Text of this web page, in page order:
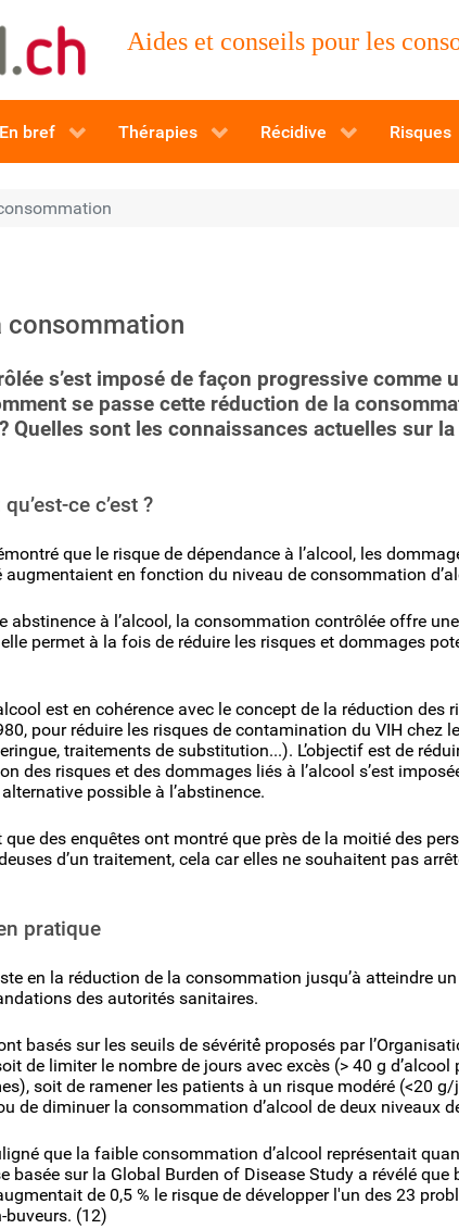
Aides et conseils pour les
En bref Thérapies Récidive Risques
consommation
s’est imposé de façon progressive comme
se passe cette réduction de la
Quelles sont les connaissances actuelles sur la
ce c’est ?
que le risque de dépendance à l’alcool, les
en fonction du niveau de consommation
abstinence à l’alcool, la consommation contrôlée offre une
permet à la fois de réduire les risques et dommages
est en cohérence avec le concept de la réduction des
pour réduire les risques de contamination du VIH chez
traitements de substitution...). L’objectif est de
des risques et des dommages liés à l’alcool s’est
possible à l’abstinence.
des enquêtes ont montré que près de la moitié des
d’un traitement, cela car elles ne souhaitent pas
pratique
en la réduction de la consommation jusqu’à atteindre
des autorités sanitaires.
basés sur les seuils de sévérité́ proposés par
de limiter le nombre de jours avec excès (> 40 g d’alcool
soit de ramener les patients à un risque modéré (<20 g/
de diminuer la consommation d’alcool de deux niveaux
que la faible consommation d’alcool représentait
sur la Global Burden of Disease Study a révélé que
de 0,5 % le risque de développer l'un des 23
buveurs. (12)